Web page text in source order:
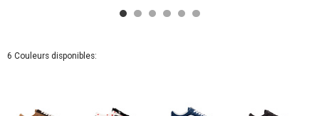
6 Couleurs disponibles: